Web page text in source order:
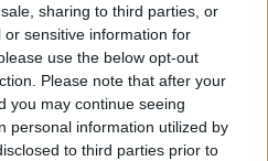
sharing to third parties, or
sensitive information for
use the below opt-out
Please note that after your
you may continue seeing
personal information utilized by
to third parties prior to
większym nałogu
do Nowego Jorku
„Evening Mirror”, a
W 1845 roku
Raven), który